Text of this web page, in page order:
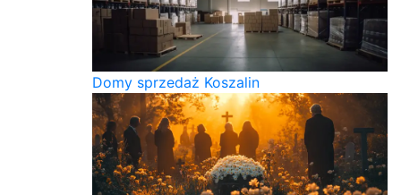
Domy sprzedaż Koszalin